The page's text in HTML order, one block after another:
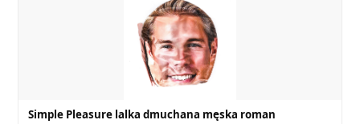
Simple Pleasure lalka dmuchana męska roman